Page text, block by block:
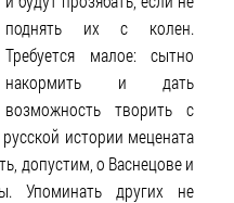
поднять их с колен.
Требуется малое: сытно
накормить и дать
возможность творить с
истории мецената
допустим, о Васнецове и
Упоминать других не